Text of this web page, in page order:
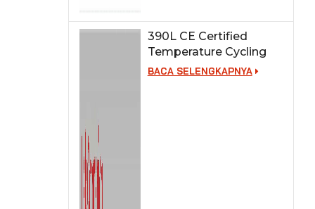
390L CE Certified
Temperature Cycling
Test Chamber
BACA SELENGKAPNYA